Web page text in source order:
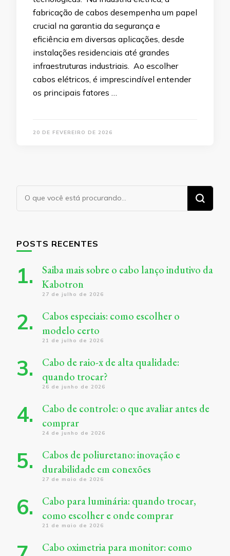
fabricação de cabos desempenha um papel
crucial na garantia da segurança e
eficiência em diversas aplicações, desde
instalações residenciais até grandes
infraestruturas industriais. Ao escolher
cabos elétricos, é imprescindível entender
os principais fatores …
20 DE FEVEREIRO DE 2026
Procurando
POSTS RECENTES
Saiba mais sobre o cabo lanço indutivo da
Kabotron
27 de julho de 2026
Cabos especiais: como escolher o
modelo certo
21 de julho de 2026
Cabo de raio-x de alta qualidade:
quando trocar?
26 de junho de 2026
Cabo de controle: o que avaliar antes de
comprar
24 de junho de 2026
Cabos de poliuretano: inovação e
durabilidade em conexões
27 de maio de 2026
Cabo para luminária: quando trocar,
como escolher e onde comprar
21 de maio de 2026
Cabo oximetria para monitor: como